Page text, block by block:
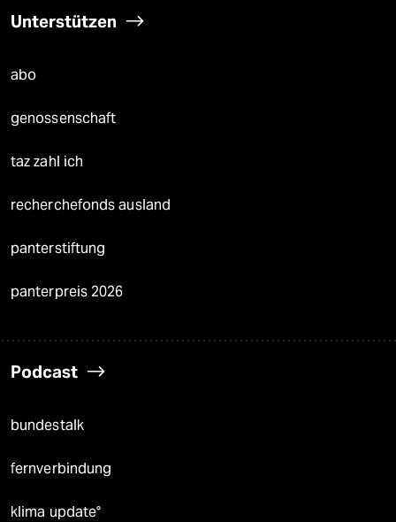
Unterstützen
abo
genossenschaft
taz zahl ich
recherchefonds ausland
panterstiftung
panterpreis 2026
Podcast
bundestalk
fernverbindung
klima update°